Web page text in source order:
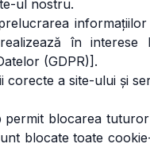
ul nostru.
în
(GDPR)].
a site-ului și
permit blocarea
blocate toate